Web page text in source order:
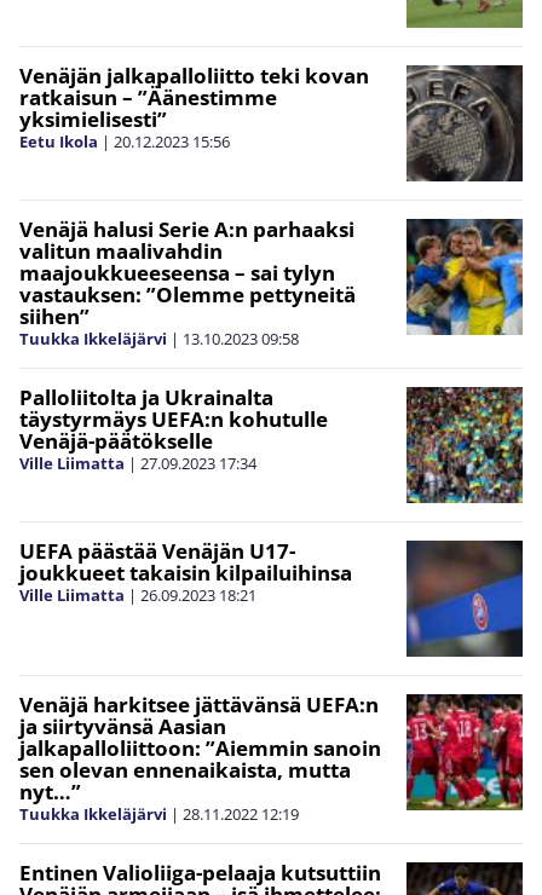
Venäjän jalkapalloliitto teki kovan
ratkaisun – ”Äänestimme
yksimielisesti”
Eetu Ikola | 20.12.2023 15:56
Venäjä halusi Serie A:n parhaaksi
valitun maalivahdin
maajoukkueeseensa – sai tylyn
vastauksen: ”Olemme pettyneitä
siihen”
Tuukka Ikkeläjärvi | 13.10.202309:58
Palloliitolta ja Ukrainalta
täystyrmäys UEFA:n kohutulle
Venäjä-päätökselle
Ville Liimatta | 27.09.2023 17:34
UEFA päästää Venäjän U17-
joukkueet takaisin kilpailuihinsa
Ville Liimatta | 26.09.2023 18:21
Venäjä harkitsee jättävänsä UEFA:n
ja siirtyvänsä Aasian
jalkapalloliittoon: ”Aiemmin sanoin
sen olevan ennenaikaista, mutta
nyt…”
Tuukka Ikkeläjärvi | 28.11.2022 12:19
Entinen Valioliiga-pelaaja kutsuttiin